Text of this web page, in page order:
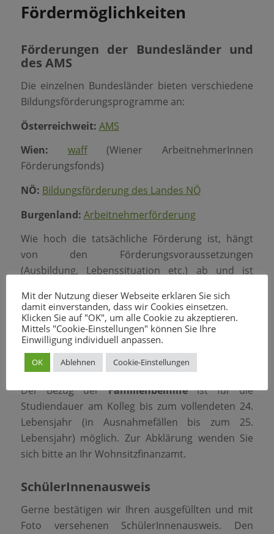
Fördermöglichkeiten
Förderungen der Bundesländer und
des AMS
Die einzelnen Bundesländer bieten verschiedene
Bildungsförderungsprogramme an:
Österreichweit: AMS
Wien:
waff(Wiener ArbeitnehmerInnen
Förderungsfonds)
NÖ: Bildungsförderung des Landes NÖ
Burgenland: Arbeitnehmerförderung
Wie hoch die tatsächliche Förderung ist, hängt
von den Förderungsvoraussetzungen
(Ausbildung, Lebenssituation etc.) ab und ist
Kostenvoranschlag können Sie online auf
www.diebildungsakademie.at/kostenvoranschlag
herunterladen.
Familienbeihilfe
Der Bezug derFamilienbeihilfeist für die
Studiendauer am Kolleg bis zum vollendeten 24.
Lebensjahr (in Ausnahmefällen bis zum 25.
Lebensjahr) möglich. Zur Abklärung wenden Sie
sich bitte an Ihr Wohnsitzfinanzamt.
SchülerInnenausweis
Gerne bestätigen wir Ihren ausgefüllten und mit
Foto versehenen SchülerInnenausweis. Den
Mit der Nutzung dieser Webseite erklären Sie sich
damit einverstanden, dass wir Cookies einsetzen.
Klicken Sie auf "OK", um alle Cookie zu akzeptieren.
Mittels "Cookie-Einstellungen" können Sie Ihre
Einwilligung individuell anpassen.
OK Ablehnen Cookie-Einstellungen